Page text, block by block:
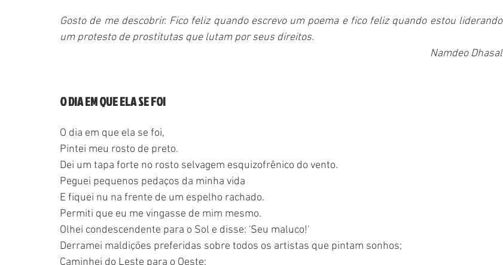
Gosto de me descobrir. Fico feliz quando escrevo um poema e fico feliz quando estou liderando
um protesto de prostitutas que lutam por seus direitos.
Namdeo Dhasal
O DIA EM QUE ELA SE FOI
O dia em que ela se foi,
Pintei meu rosto de preto.
Dei um tapa forte no rosto selvagem esquizofrênico do vento.
Peguei pequenos pedaços da minha vida
E fiquei nu na frente de um espelho rachado.
Permiti que eu me vingasse de mim mesmo.
Olhei condescendente para o Sol e disse: 'Seu maluco!'
Derramei maldições preferidas sobre todos os artistas que pintam sonhos;
Caminhei do Leste para o Oeste;